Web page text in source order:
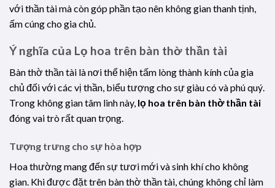
với thần tài mà còn góp phần tạo nên không gian thanh tịnh,
ấm cúng cho gia chủ.
Ý nghĩa của Lọ hoa trên bàn thờ thần tài
Bàn thờ thần tài là nơi thể hiện tấm lòng thành kính của gia
chủ đối với các vị thần, biểu tượng cho sự giàu có và phú quý.
Trong không gian tâm linh này, lọ hoa trên bàn thờ thần tài
đóng vai trò rất quan trọng.
Tượng trưng cho sự hòa hợp
Hoa thường mang đến sự tươi mới và sinh khí cho không
gian. Khi được đặt trên bàn thờ thần tài, chúng không chỉ làm